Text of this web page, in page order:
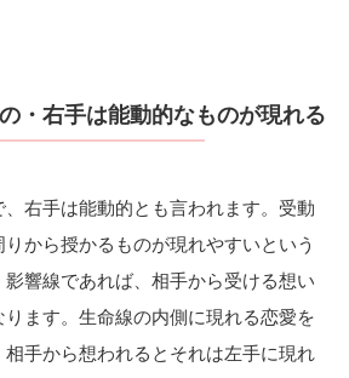
・右手は能動的なものが現れる
、右手は能動的とも言われます。受動
から授かるものが現れやすいという
響線であれば、相手から受ける想い
ます。生命線の内側に現れる恋愛を
手から想われるとそれは左手に現れ